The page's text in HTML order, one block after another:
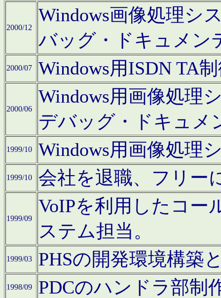
2000/12
Windows画像処理シ
バッグ・ドキュメン
2000/07 Windows用ISDN TA
2000/06
Windows用画像処理
デバッグ・ドキュメ
1999/10 Windows用画像処理
1999/10 会社を退職、フリー
1999/09
VoIPを利用したコー
ステム担当。
1999/03 PHSの開発環境構築
1998/09 PDCのハンドラ部制